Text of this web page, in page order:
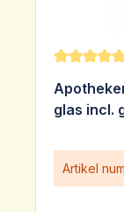
glas incl.
Artikel